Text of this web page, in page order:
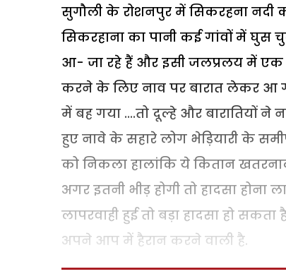
सुगौली के रोशनपुर में सिकरहना नदी
सिकरहाना का पानी कई गांवों में घुस
आ- जा रहे हैं और इसी जलप्रलय में एक
करने के लिए नाव पर बारात लेकर आ
में बह गया ....तो दूल्हे और बारातियों ने
हुए नावे के सहारे लोग भेड़ियारी के
को निकला हालांकि ये कितान
अगर इतनी भीड़ होगी तो हादसा
लापरवाही हुई तो बड़ा हादसा हो
अपने आप में हैरान करने वाली है.